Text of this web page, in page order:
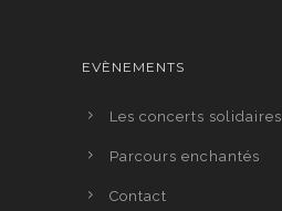
EVÈNEMENTS
Les concerts solidaires
Parcours enchantés
Contact